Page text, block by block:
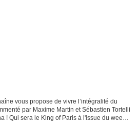
vous propose de vivre l’intégralité du
par Maxime Martin et Sébastien Tortelli
! Qui sera le King of Paris à l'issue du week